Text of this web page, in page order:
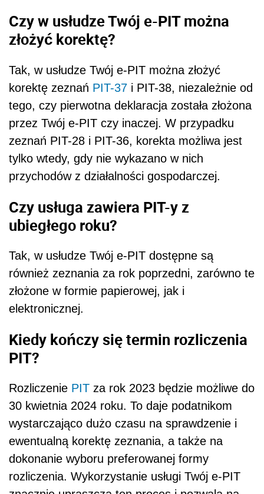
Czy w usłudze Twój e-PIT można
złożyć korektę?
Tak, w usłudze Twój e-PIT można złożyć
korektę zeznań PIT-37 i PIT-38, niezależnie od
tego, czy pierwotna deklaracja została złożona
przez Twój e-PIT czy inaczej. W przypadku
zeznań PIT-28 i PIT-36, korekta możliwa jest
tylko wtedy, gdy nie wykazano w nich
przychodów z działalności gospodarczej.
Czy usługa zawiera PIT-y z
ubiegłego roku?
Tak, w usłudze Twój e-PIT dostępne są
również zeznania za rok poprzedni, zarówno te
złożone w formie papierowej, jak i
elektronicznej.
Kiedy kończy się termin rozliczenia
PIT?
Rozliczenie PIT za rok 2023 będzie możliwe do
30 kwietnia 2024 roku. To daje podatnikom
wystarczająco dużo czasu na sprawdzenie i
ewentualną korektę zeznania, a także na
dokonanie wyboru preferowanej formy
rozliczenia. Wykorzystanie usługi Twój e-PIT